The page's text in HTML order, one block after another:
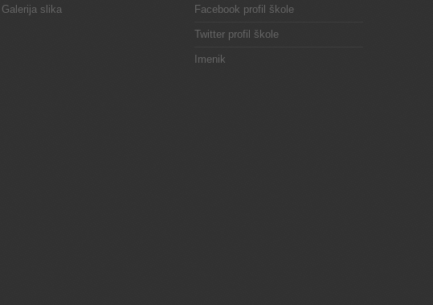
Galerija slika Facebook profil škole
Twitter profil škole
Imenik